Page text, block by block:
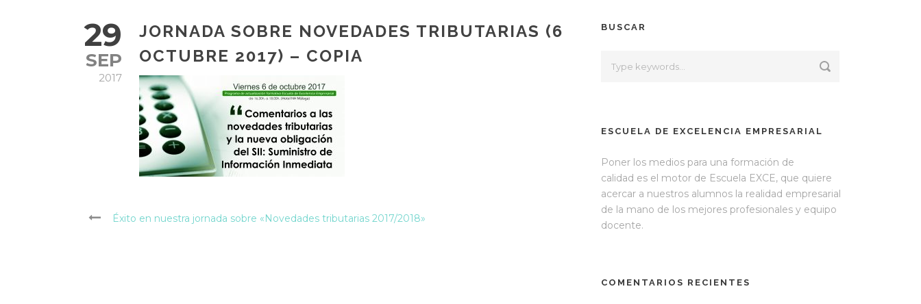
29
SEP
2017
JORNADA SOBRE NOVEDADES TRIBUTARIAS (6
OCTUBRE 2017) – COPIA
Éxito en nuestra jornada sobre «Novedades tributarias 2017/2018»
BUSCAR
ESCUELA DE EXCELENCIA EMPRESARIAL
Poner los medios para una formación de
calidad es el motor de Escuela EXCE, que quiere
acercar a nuestros alumnos la realidad empresarial
de la mano de los mejores profesionales y equipo
docente.
COMENTARIOS RECIENTES